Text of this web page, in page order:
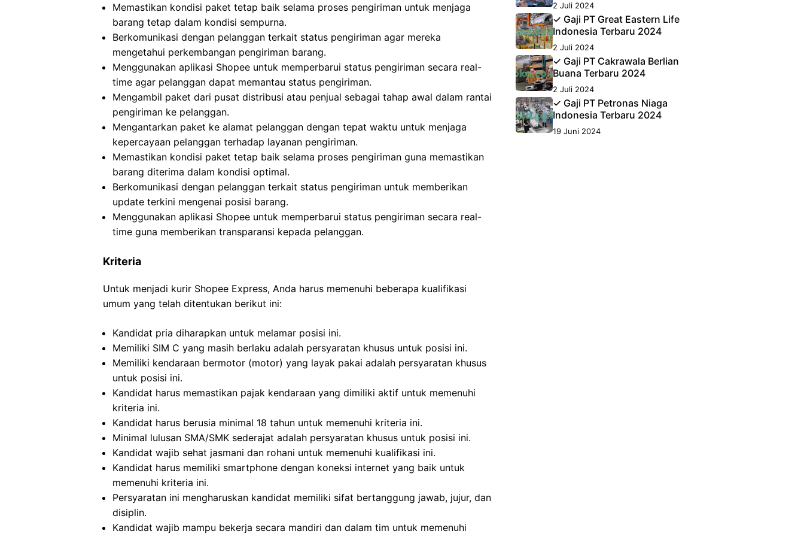
Memastikan kondisi paket tetap baik selama proses pengiriman untuk menjaga
barang tetap dalam kondisi sempurna.
Berkomunikasi dengan pelanggan terkait status pengiriman agar mereka
mengetahui perkembangan pengiriman barang.
Menggunakan aplikasi Shopee untuk memperbarui status pengiriman secara real-
time agar pelanggan dapat memantau status pengiriman.
Mengambil paket dari pusat distribusi atau penjual sebagai tahap awal dalam rantai
pengiriman ke pelanggan.
Mengantarkan paket ke alamat pelanggan dengan tepat waktu untuk menjaga
kepercayaan pelanggan terhadap layanan pengiriman.
Memastikan kondisi paket tetap baik selama proses pengiriman guna memastikan
barang diterima dalam kondisi optimal.
Berkomunikasi dengan pelanggan terkait status pengiriman untuk memberikan
update terkini mengenai posisi barang.
Menggunakan aplikasi Shopee untuk memperbarui status pengiriman secara real-
time guna memberikan transparansi kepada pelanggan.
Kriteria
Untuk menjadi kurir Shopee Express, Anda harus memenuhi beberapa kualifikasi
umum yang telah ditentukan berikut ini:
Kandidat pria diharapkan untuk melamar posisi ini.
Memiliki SIM C yang masih berlaku adalah persyaratan khusus untuk posisi ini.
Memiliki kendaraan bermotor (motor) yang layak pakai adalah persyaratan khusus
untuk posisi ini.
Kandidat harus memastikan pajak kendaraan yang dimiliki aktif untuk memenuhi
kriteria ini.
Kandidat harus berusia minimal 18 tahun untuk memenuhi kriteria ini.
Minimal lulusan SMA/SMK sederajat adalah persyaratan khusus untuk posisi ini.
Kandidat wajib sehat jasmani dan rohani untuk memenuhi kualifikasi ini.
Kandidat harus memiliki smartphone dengan koneksi internet yang baik untuk
memenuhi kriteria ini.
Persyaratan ini mengharuskan kandidat memiliki sifat bertanggung jawab, jujur, dan
disiplin.
Kandidat wajib mampu bekerja secara mandiri dan dalam tim untuk memenuhi
2 Juli 2024
✓ Gaji PT Great Eastern Life
Indonesia Terbaru 2024
2 Juli 2024
✓ Gaji PT Cakrawala Berlian
Buana Terbaru 2024
2 Juli 2024
✓ Gaji PT Petronas Niaga
Indonesia Terbaru 2024
19 Juni 2024